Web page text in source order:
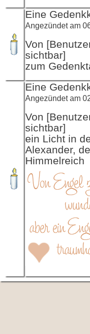
Eine
Angezündet am
Von
sichtbar]
zum
Eine
Angezündet am
Von
sichtbar]
ein Licht in
Alexander,
Himmelreich